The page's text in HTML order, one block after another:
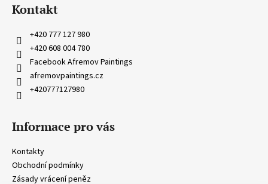
Kontakt
+420 777 127 980
+420 608 004 780
Facebook Afremov Paintings
afremovpaintings.cz
+420777127980
Informace pro vás
Kontakty
Obchodní podmínky
Zásady vrácení peněz